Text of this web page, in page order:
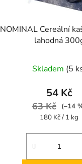
NOMINAL Cereální
lahodná
je
3,5
5
Skladem (5
54 Kč
63 Kč
(–14
Měrná
180 Kč / 1 kg